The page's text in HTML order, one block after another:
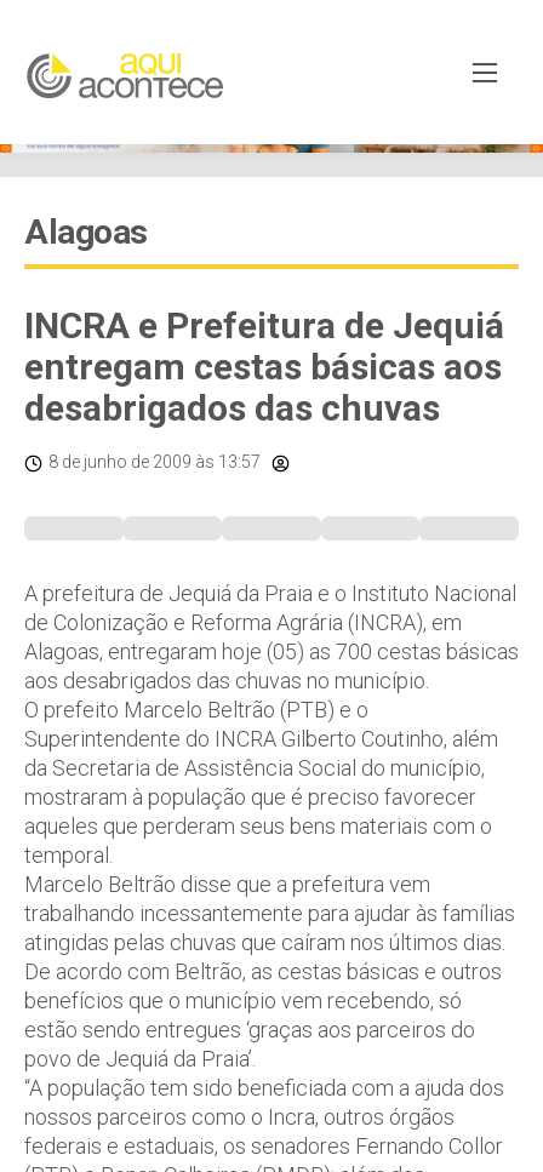
Alagoas
INCRA e Prefeitura de Jequiá
entregam cestas básicas aos
desabrigados das chuvas
8 de junho de 2009 às 13:57
A prefeitura de Jequiá da Praia e o Instituto Nacional
de Colonização e Reforma Agrária (INCRA), em
Alagoas, entregaram hoje (05) as 700 cestas básicas
aos desabrigados das chuvas no município.
O prefeito Marcelo Beltrão (PTB) e o
Superintendente do INCRA Gilberto Coutinho, além
da Secretaria de Assistência Social do município,
mostraram à população que é preciso favorecer
aqueles que perderam seus bens materiais com o
temporal.
Marcelo Beltrão disse que a prefeitura vem
trabalhando incessantemente para ajudar às famílias
atingidas pelas chuvas que caíram nos últimos dias.
De acordo com Beltrão, as cestas básicas e outros
benefícios que o município vem recebendo, só
estão sendo entregues ‘graças aos parceiros do
povo de Jequiá da Praia’.
“A população tem sido beneficiada com a ajuda dos
nossos parceiros como o Incra, outros órgãos
federais e estaduais, os senadores Fernando Collor